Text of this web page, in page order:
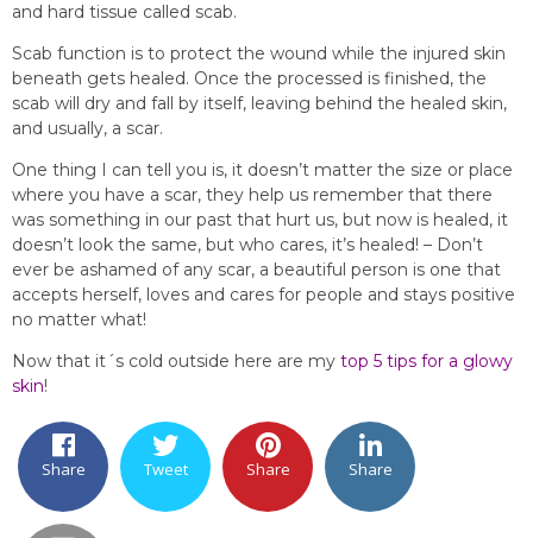
and hard tissue called scab.
Scab function is to protect the wound while the injured skin
beneath gets healed. Once the processed is finished, the
scab will dry and fall by itself, leaving behind the healed skin,
and usually, a scar.
One thing I can tell you is, it doesn’t matter the size or place
where you have a scar, they help us remember that there
was something in our past that hurt us, but now is healed, it
doesn’t look the same, but who cares, it’s healed! – Don’t
ever be ashamed of any scar, a beautiful person is one that
accepts herself, loves and cares for people and stays positive
no matter what!
Now that it´s cold outside here are my top 5 tips for a glowy
skin!
Share Tweet Share Share